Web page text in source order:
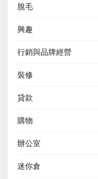
脫毛
興趣
行銷與品牌經營
裝修
貸款
購物
辦公室
迷你倉